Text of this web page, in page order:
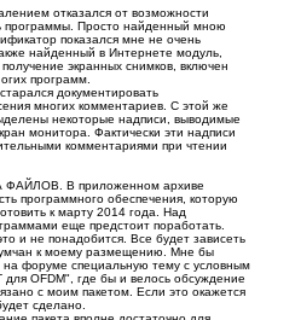
отказался от возможности
программы. Просто найденный мною
показался мне не очень
найденный в Интернете модуль,
экранных снимков, включен
программ.
документировать
многих комментариев. С этой же
некоторые надписи, выводимые
монитора. Фактически эти надписи
комментариями при чтении
В приложенном архиве
программного обеспечения, которую
к марту 2014 года. Над
еще предстоит поработать.
и не понадобится. Все будет зависеть
к моему размещению. Мне бы
на форуме специальную тему с условным
для OFDM", где бы и велось обсуждение
с моим пакетом. Если это окажется
сделано.